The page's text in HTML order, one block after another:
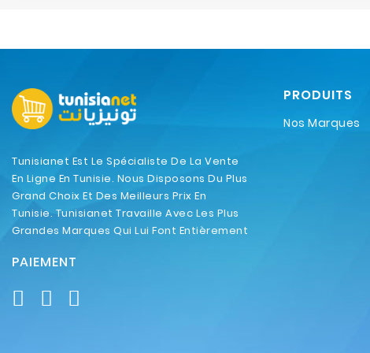
Tunisianet Est Le Spécialiste De La Vente
En Ligne En Tunisie. Nous Disposons Du Plus
Grand Choix Et Des Meilleurs Prix En
Tunisie. Tunisianet Travaille Avec Les Plus
Grandes Marques Qui Lui Font Entièrement
PAIEMENT
PRODUITS
Nos Marques